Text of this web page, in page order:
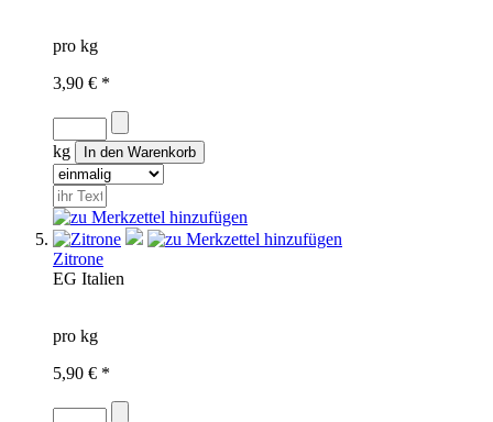
pro kg
3,90 € *
kg
Zitrone
EG Italien
pro kg
5,90 € *